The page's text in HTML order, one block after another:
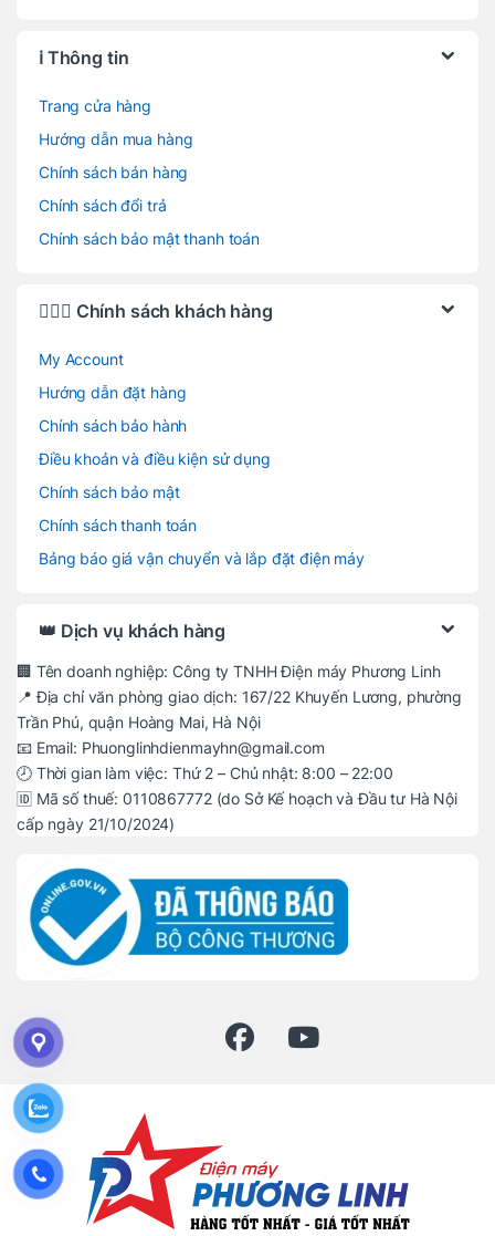
ℹ️ Thông tin
Trang cửa hàng
Hướng dẫn mua hàng
Chính sách bán hàng
Chính sách đổi trả
Chính sách bảo mật thanh toán
🙋🏻‍♂️ Chính sách khách hàng
My Account
Hướng dẫn đặt hàng
Chính sách bảo hành
Điều khoản và điều kiện sử dụng
Chính sách bảo mật
Chính sách thanh toán
Bảng báo giá vận chuyển và lắp đặt điện máy
👑 Dịch vụ khách hàng
🏢 Tên doanh nghiệp: Công ty TNHH Điện máy Phương Linh
📍 Địa chỉ văn phòng giao dịch: 167/22 Khuyến Lương, phường
Trần Phú, quận Hoàng Mai, Hà Nội
📧 Email: Phuonglinhdienmayhn@gmail.com
🕗 Thời gian làm việc: Thứ 2 – Chủ nhật: 8:00 – 22:00
🆔 Mã số thuế: 0110867772 (do Sở Kế hoạch và Đầu tư Hà Nội
cấp ngày 21/10/2024)